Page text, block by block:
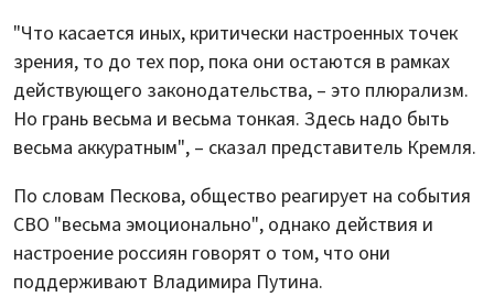
"Что касается иных, критически настроенных точек
зрения, то до тех пор, пока они остаются в рамках
действующего законодательства, – это плюрализм.
Но грань весьма и весьма тонкая. Здесь надо быть
весьма аккуратным", – сказал представитель Кремля.
По словам Пескова, общество реагирует на события
СВО "весьма эмоционально", однако действия и
настроение россиян говорят о том, что они
поддерживают Владимира Путина.